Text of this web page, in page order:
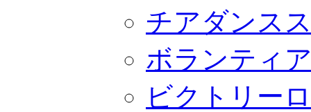
チアダンス
ボランティ
ビクトリー